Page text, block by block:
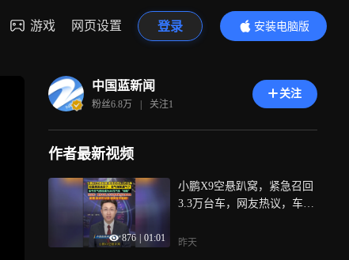
游戏 网页设置 登录
安装电脑版
内容更精彩
中国蓝新闻
粉丝6.8万 | 关注1
关注
作者最新视频
876 01:01
小鹏X9空悬趴窝，紧急召回
3.3万台车，网友热议，车主
己的“鹏友”吗？小鹏回应：
昨天